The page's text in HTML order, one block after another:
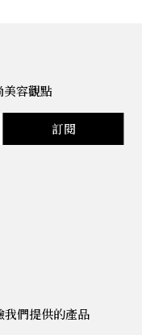
容觀點
訂閱
們提供的產品